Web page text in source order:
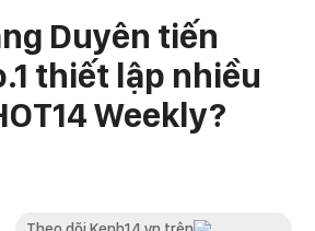
Duyên tiến
thiết lập nhiều
Weekly?
Theo dõi Kenh14.vn trên